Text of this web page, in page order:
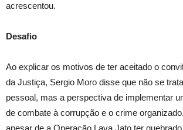
acrescentou.
Desafio
Ao explicar os motivos de ter aceitado o
da Justiça, Sergio Moro disse que não se
pessoal, mas a perspectiva de implementar
de combate à corrupção e o crime